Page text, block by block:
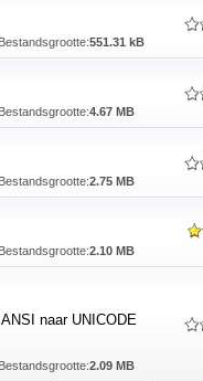
Bestandsgrootte:551.31 kB
Bestandsgrootte:4.67 MB
Bestandsgrootte:2.75 MB
Bestandsgrootte:2.10 MB
naar UNICODE
Bestandsgrootte:2.09 MB